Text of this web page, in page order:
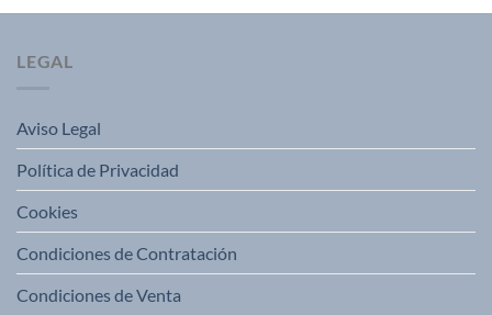
LEGAL
Aviso Legal
Política de Privacidad
Cookies
Condiciones de Contratación
Condiciones de Venta